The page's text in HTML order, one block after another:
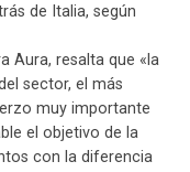
de Italia, según
Aura, resalta que «la
sector, el más
muy importante
el objetivo de la
con la diferencia